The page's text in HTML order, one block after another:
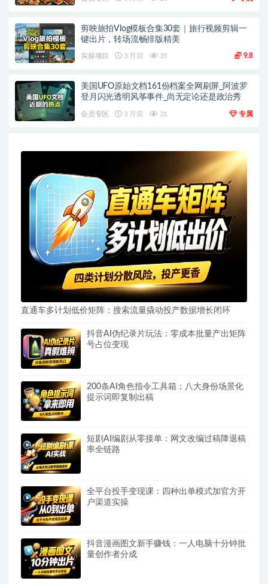
剪映旅拍Vlog模板合集30套｜旅行视频剪辑一
键出片，转场流畅排版精美
实操项目 3 月前 35 9.8
美国UFO原始文档161份档案全网刷屏_阿波罗
登月闪光透明风筝事件_尚无定论还是政治秀
会员专区 3 月前 31 专属
直通车多计划低价矩阵：搜索流量撬动投产数据增长闭环
抖音AI伪纪录片玩法：零成本批量产出矩阵
号占位变现
200条AI角色指令工具箱：八大身份场景化
提示词即复制出稿
短剧AI编剧从零接单：网文改编过稿降退稿
率全链路
全平台投手变现课：四种出单模式加官方开
户渠道实操
抖音漫画图文新手赚钱：一人电脑十分钟批
量创作者分成